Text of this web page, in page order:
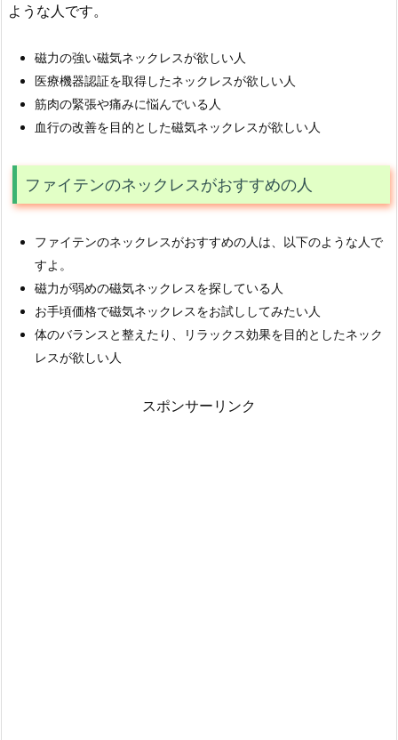
ような人です。
磁力の強い磁気ネックレスが欲しい人
医療機器認証を取得したネックレスが欲しい人
筋肉の緊張や痛みに悩んでいる人
血行の改善を目的とした磁気ネックレスが欲しい人
ファイテンのネックレスがおすすめの人
ファイテンのネックレスがおすすめの人は、以下のような人で
すよ。
磁力が弱めの磁気ネックレスを探している人
お手頃価格で磁気ネックレスをお試ししてみたい人
体のバランスと整えたり、リラックス効果を目的としたネック
レスが欲しい人
スポンサーリンク